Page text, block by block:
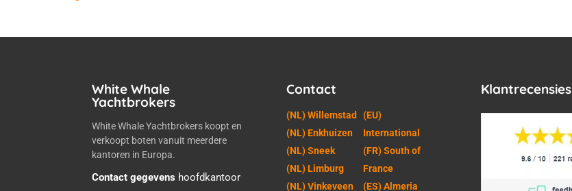
White Whale
Yachtbrokers
White Whale Yachtbrokers koopt en
verkoopt boten vanuit meerdere
kantoren in Europa.
Contact gegevens hoofdkantoor
Contact
(NL) Willemstad
(NL) Enkhuizen
(NL) Sneek
(NL) Limburg
(NL) Vinkeveen
(EU)
International
(FR) South of
France
(ES) Almeria
Klantrecensies